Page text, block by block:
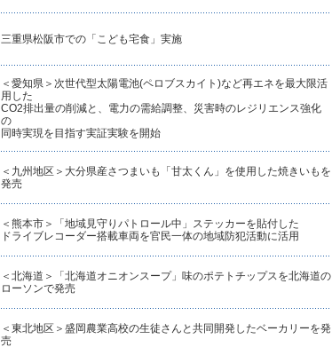
三重県松阪市での「こども宅食」実施
＜愛知県＞次世代型太陽電池(ペロブスカイト)など再エネを最大限活
用した
CO2排出量の削減と、電力の需給調整、災害時のレジリエンス強化
の
同時実現を目指す実証実験を開始
＜九州地区＞大分県産さつまいも「甘太くん」を使用した焼きいもを
発売
＜熊本市＞「地域見守りパトロール中」ステッカーを貼付した
ドライブレコーダー搭載車両を官民一体の地域防犯活動に活用
＜北海道＞「北海道オニオンスープ」味のポテトチップスを北海道の
ローソンで発売
＜東北地区＞盛岡農業高校の生徒さんと共同開発したベーカリーを発
売